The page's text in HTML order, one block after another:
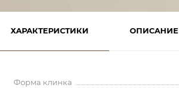
ХАРАКТЕРИСТИКИ ОПИСАНИЕ
Форма клинка